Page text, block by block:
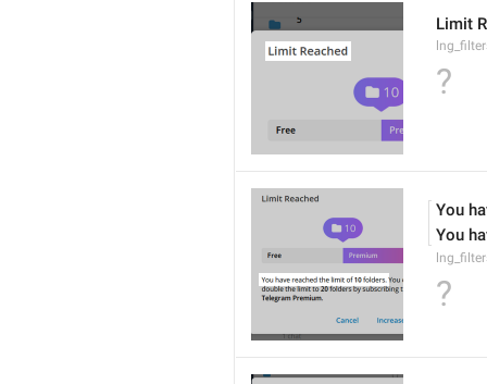
Limit
?
You
You
?